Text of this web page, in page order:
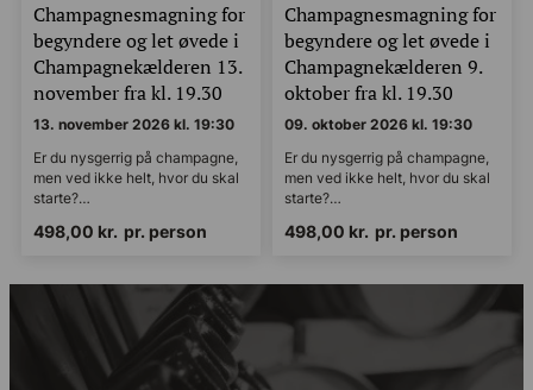
Champagnesmagning for
begyndere og let øvede i
Champagnekælderen 13.
november fra kl. 19.30
13. november 2026 kl. 19:30
Er du nysgerrig på champagne,
men ved ikke helt, hvor du skal
starte?…
498,00 kr. pr. person
Champagnesmagning for
begyndere og let øvede i
Champagnekælderen 9.
oktober fra kl. 19.30
09. oktober 2026 kl. 19:30
Er du nysgerrig på champagne,
men ved ikke helt, hvor du skal
starte?…
498,00 kr. pr. person